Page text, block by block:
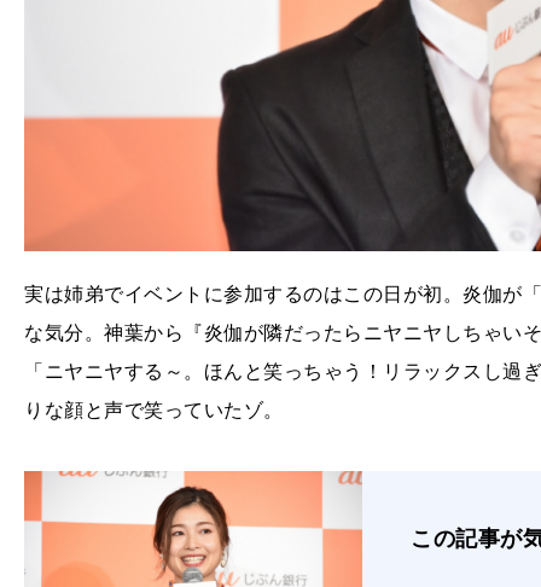
実は姉弟でイベントに参加するのはこの日が初。炎伽
な気分。神葉から『炎伽が隣だったらニヤニヤしちゃい
「ニヤニヤする～。ほんと笑っちゃう！リラックスし
りな顔と声で笑っていたゾ。
この記事が